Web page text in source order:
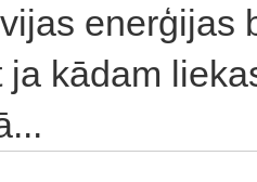
enerģijas
ja kādam